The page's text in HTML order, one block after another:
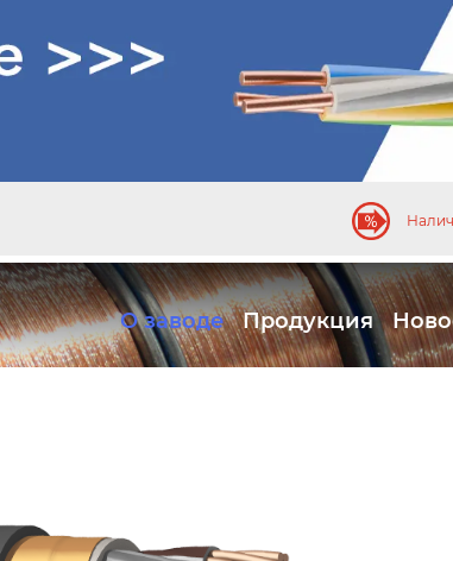
О заводе Продукция